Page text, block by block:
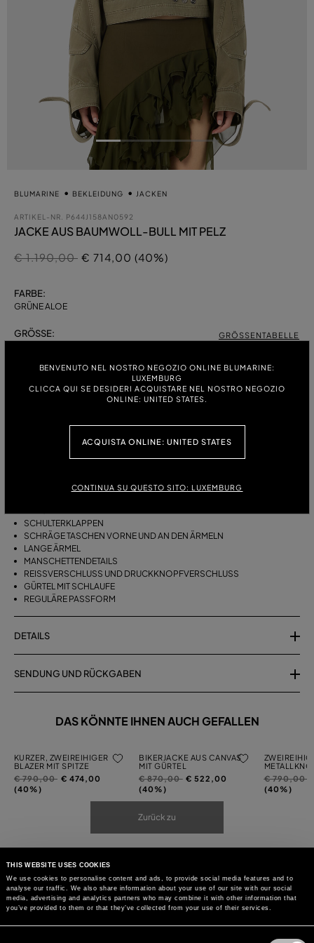
THIS WEBSITE USES COOKIES
We use cookies to personalise content and ads, to provide social media features and to
analyse our traffic. We also share information about your use of our site with our social
media, advertising and analytics partners who may combine it with other information that
you’ve provided to them or that they’ve collected from your use of their services.
BENVENUTO NEL NOSTRO NEGOZIO ONLINE BLUMARINE:
LUXEMBURG
CLICCA QUI SE DESIDERI ACQUISTARE NEL NOSTRO NEGOZIO
ONLINE: UNITED STATES.
ACQUISTA ONLINE: UNITED STATES
CONTINUA SU QUESTO SITO: LUXEMBURG
BLUMARINE BEKLEIDUNG JACKEN
ARTIKEL-NR. P644J158AN0592
JACKE AUS BAUMWOLL-BULL MIT PELZ
Preis reduziert von
€ 1.190,00auf
€ 714,00 (40%)
FARBE:
GRÜNE ALOE
GRÖSSE: GRÖSSENTABELLE
BOMBERJACKE AUS BAUMWOLL-BULL MIT PELZBESETZTER KAPUZE
BOMBERSTIL
SCHULTERKLAPPEN
SCHRÄGE TASCHEN VORNE UND AN DEN ÄRMELN
LANGE ÄRMEL
MANSCHETTENDETAILS
REISSVERSCHLUSS UND DRUCKKNOPFVERSCHLUSS
GÜRTEL MIT SCHLAUFE
REGULÄRE PASSFORM
DETAILS
SENDUNG UND RÜCKGABEN
DAS KÖNNTE IHNEN AUCH GEFALLEN
KURZER, ZWEIREIHIGER
BLAZER MIT SPITZE
Preis
reduziert
€ 790,00auf
€ 474,00
(40%)
BIKERJACKE AUS CANVAS
MIT GÜRTEL
Preis
reduziert
€ 870,00auf
€ 522,00
(40%)
Preis
reduziert
€ 790,00
(40%)
Zurück zu